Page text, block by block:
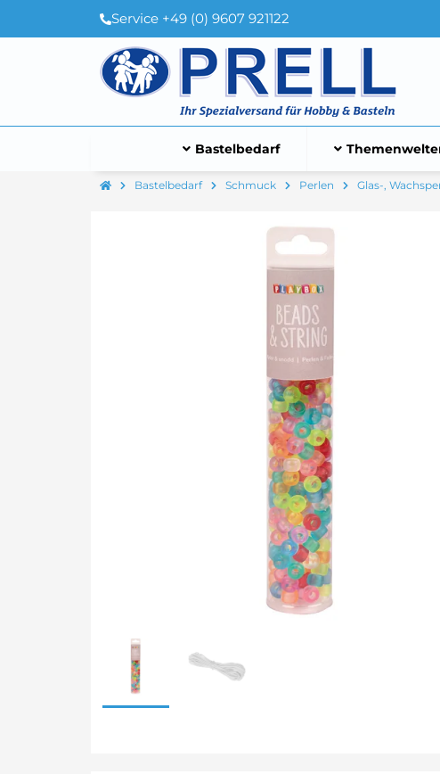
Service +49 (0) 9607 921122
Bastelbedarf
Bastelbedarf Schmuck Perlen Glas-,